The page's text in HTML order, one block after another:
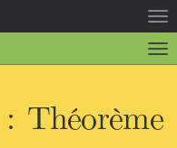
la
la
Théorème